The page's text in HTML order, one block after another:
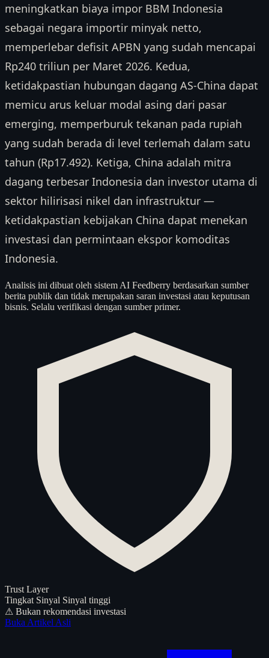
meningkatkan biaya impor BBM Indonesia
sebagai negara importir minyak netto,
memperlebar defisit APBN yang sudah mencapai
Rp240 triliun per Maret 2026. Kedua,
ketidakpastian hubungan dagang AS-China dapat
memicu arus keluar modal asing dari pasar
emerging, memperburuk tekanan pada rupiah
yang sudah berada di level terlemah dalam satu
tahun (Rp17.492). Ketiga, China adalah mitra
dagang terbesar Indonesia dan investor utama di
sektor hilirisasi nikel dan infrastruktur —
ketidakpastian kebijakan China dapat menekan
investasi dan permintaan ekspor komoditas
Indonesia.
Analisis ini dibuat oleh sistem AI Feedberry berdasarkan sumber
berita publik dan tidak merupakan saran investasi atau keputusan
bisnis. Selalu verifikasi dengan sumber primer.
Trust Layer
Tingkat Sinyal Sinyal tinggi
⚠ Bukan rekomendasi investasi
Buka Artikel Asli